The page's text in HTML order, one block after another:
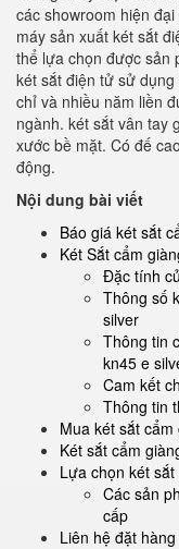
các showroom hiện
máy sản xuất két sắt
thể lựa chọn được sản
két sắt điện tử sử
chỉ và nhiều năm liền
ngành. két sắt vân tay
xước bề mặt. Có đế
động.
Nội dung bài viết
Báo giá két sắt
Két Sắt cẩm
Đặc tính
Thông số
silver
Thông tin
kn45 e
Cam kết
Thông tin
Mua két sắt
Két sắt cẩm
Lựa chọn két
Các sản
cấp
Liên hệ đặt hàng